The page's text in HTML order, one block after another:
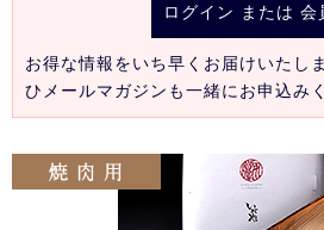
ログイン または 会
お得な情報をいち早くお届けいたし
ひメールマガジンも一緒にお申込み